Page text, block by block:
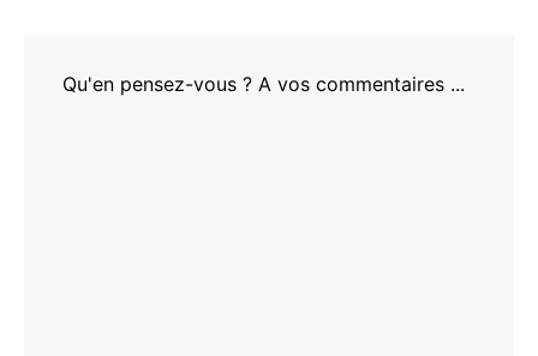
Qu'en pensez-vous ? A vos commentaires ...